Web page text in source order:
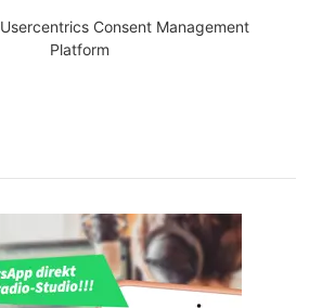
Usercentrics Consent Management
Platform